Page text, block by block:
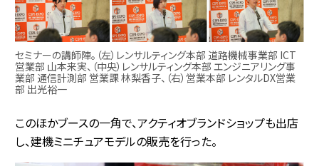
セミナーの講師陣。（左）レンサルティング本部 道路機械事業部 ICT
営業部 山本来実、（中央）レンサルティング本部 エンジニアリング事
業部 通信計測部 営業課 林梨香子、（右）営業本部 レンタルDX営業
部 出光裕一
このほかブースの一角で、アクティオブランドショップも出店
し、建機ミニチュアモデルの販売を行った。